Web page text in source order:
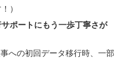
）
ポートにもう一歩丁寧さが
への初回データ移行時、一部